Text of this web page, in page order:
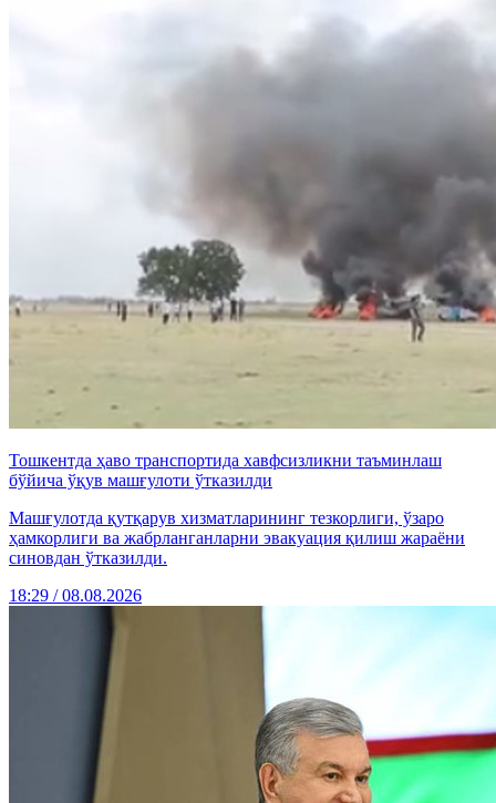
Тошкентда ҳаво транспортида хавфсизликни таъминлаш
бўйича ўқув машғулоти ўтказилди
Машғулотда қутқарув хизматларининг тезкорлиги, ўзаро
ҳамкорлиги ва жабрланганларни эвакуация қилиш жараёни
синовдан ўтказилди.
18:29 / 08.08.2026